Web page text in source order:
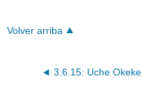
Volver arriba
3.6.15: Uche Okeke